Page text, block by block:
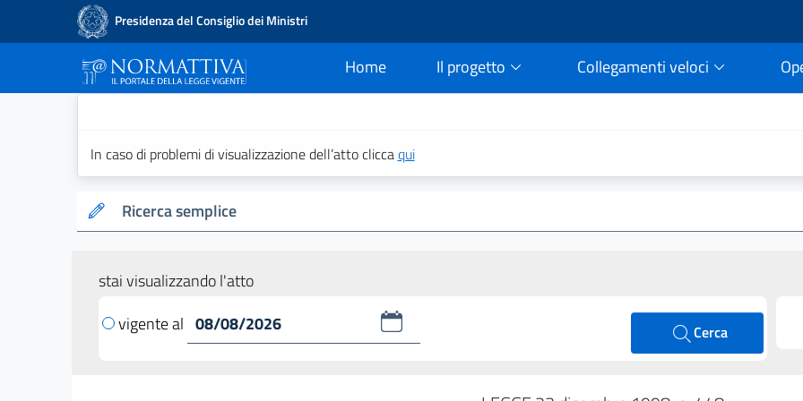
Presidenza del Consiglio dei Ministri
Home
current Il progetto Collegamenti veloci
In caso di problemi di visualizzazione dell’atto cliccaqui
Ricerca semplice
stai visualizzando l'atto
vigente al
Cerca